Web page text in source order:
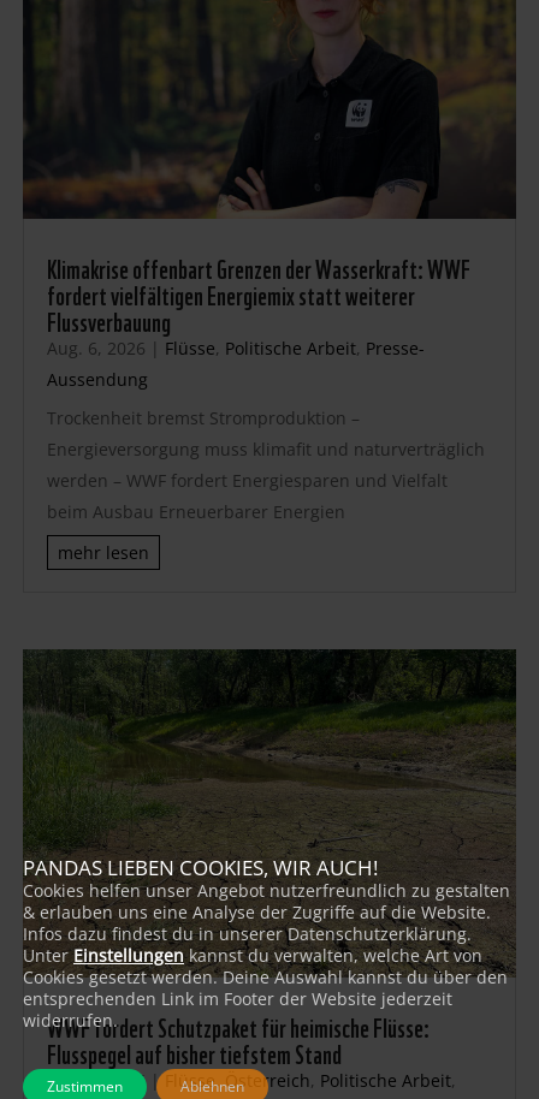
Klimakrise offenbart Grenzen der Wasserkraft: WWF
fordert vielfältigen Energiemix statt weiterer
Flussverbauung
Aug. 6, 2026 | Flüsse, Politische Arbeit, Presse-
Aussendung
Trockenheit bremst Stromproduktion –
Energieversorgung muss klimafit und naturverträglich
werden – WWF fordert Energiesparen und Vielfalt
beim Ausbau Erneuerbarer Energien
mehr lesen
WWF fordert Schutzpaket für heimische Flüsse:
Flusspegel auf bisher tiefstem Stand
Aug. 5, 2026| Flüsse,Österreich, Politische Arbeit,
PANDAS LIEBEN COOKIES, WIR AUCH!
Cookies helfen unser Angebot nutzerfreundlich zu gestalten
& erlauben uns eine Analyse der Zugriffe auf die Website.
Infos dazu findest du in unserer Datenschutzerklärung.
UnterEinstellungen kannst du verwalten, welche Art von
Cookies gesetzt werden. Deine Auswahl kannst du über den
entsprechenden Link im Footer der Website jederzeit
widerrufen.
Zustimmen Ablehnen